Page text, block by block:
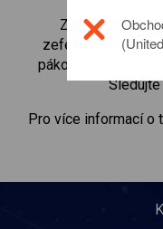
Začněte
zefektivněte své
pákového efektu a
Pro více informací o